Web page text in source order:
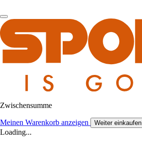
Zwischensumme
Meinen Warenkorb anzeigen Weiter einkaufen
Loading...